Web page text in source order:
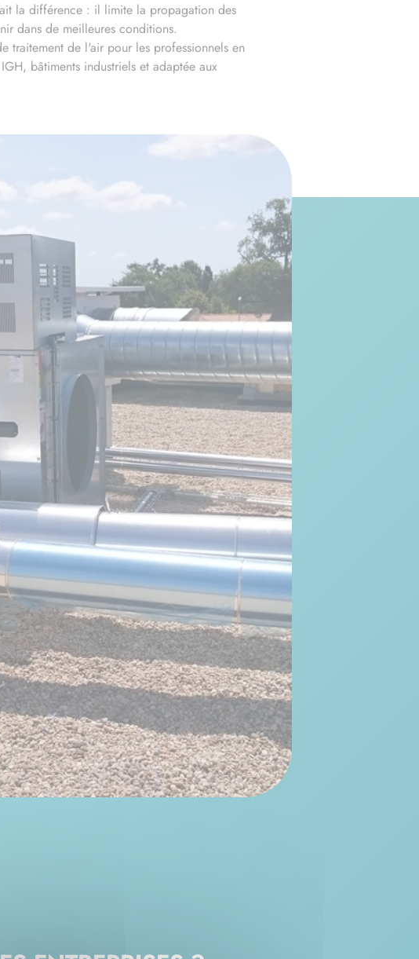
la différence : il limite la propagation des
dans de meilleures conditions.
traitement de l'air pour les professionnels en
bâtiments industriels et adaptée aux